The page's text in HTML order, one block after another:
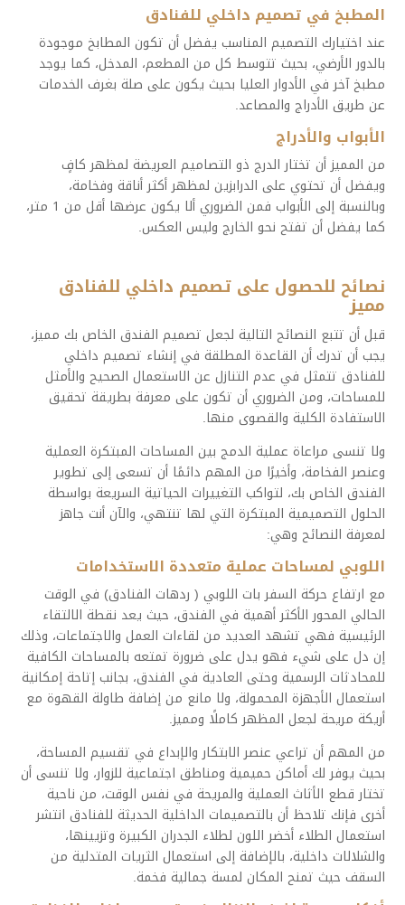
المطبخ في تصميم داخلي للفنادق
عند اختيارك التصميم المناسب يفضل أن تكون المطابخ موجودة
بالدور الأرضي، بحيث تتوسط كل من المطعم، المدخل، كما يوجد
مطبخ آخر في الأدوار العليا بحيث يكون على صلة بغرف الخدمات
عن طريق الأدراج والمصاعد.
الأبواب والأدراج
من المميز أن تختار الدرج ذو التصاميم العريضة لمظهر كافٍ
ويفضل أن تحتوي على الدرابزين لمظهر أكثر أناقة وفخامة،
وبالنسبة إلى الأبواب فمن الضروري ألا يكون عرضها أقل من 1 متر،
كما يفضل أن تفتح نحو الخارج وليس العكس.
نصائح للحصول على تصميم داخلي للفنادق
مميز
قبل أن تتبع النصائح التالية لجعل تصميم الفندق الخاص بك مميز،
يجب أن تدرك أن القاعدة المطلقة في إنشاء تصميم داخلي
للفنادق تتمثل في عدم التنازل عن الاستعمال الصحيح والأمثل
للمساحات، ومن الضروري أن تكون على معرفة بطريقة تحقيق
الاستفادة الكلية والقصوى منها.
ولا تنسى مراعاة عملية الدمج بين المساحات المبتكرة العملية
وعنصر الفخامة، وأخيرًا من المهم دائمًا أن تسعى إلى تطوير
الفندق الخاص بك، لتواكب التغييرات الحياتية السريعة بواسطة
الحلول التصميمية المبتكرة التي لها تنتهي، والآن أنت جاهز
لمعرفة النصائح وهي:
اللوبي لمساحات عملية متعددة الاستخدامات
مع ارتفاع حركة السفر بات اللوبي ( ردهات الفنادق) في الوقت
الحالي المحور الأكثر أهمية في الفندق، حيث يعد نقطة الالتقاء
الرئيسية فهي تشهد العديد من لقاءات العمل والاجتماعات، وذلك
إن دل على شيء فهو يدل على ضرورة تمتعه بالمساحات الكافية
للمحادثات الرسمية وحتى العادية في الفندق، بجانب إتاحة إمكانية
استعمال الأجهزة المحمولة، ولا مانع من إضافة طاولة القهوة مع
أريكة مريحة لجعل المظهر كاملًا ومميز.
من المهم أن تراعي عنصر الابتكار والإبداع في تقسيم المساحة،
بحيث يوفر لك أماكن حميمية ومناطق اجتماعية للزوار، ولا تنسى أن
تختار قطع الأثاث العملية والمريحة في نفس الوقت، من ناحية
أخرى فإنك تلاحظ أن بالتصميمات الداخلية الحديثة للفنادق انتشر
استعمال الطلاء أخضر اللون لطلاء الجدران الكبيرة وتزيينها،
والشلالات داخلية، بالإضافة إلى استعمال الثريات المتدلية من
السقف حيث تمنح المكان لمسة جمالية فخمة.